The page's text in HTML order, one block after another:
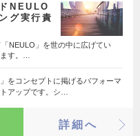
NEULO
グ実行責
NEULO」を世の中に広げてい
す。…
をコンセプトに掲げるパフォーマ
アップです。シ…
詳細へ